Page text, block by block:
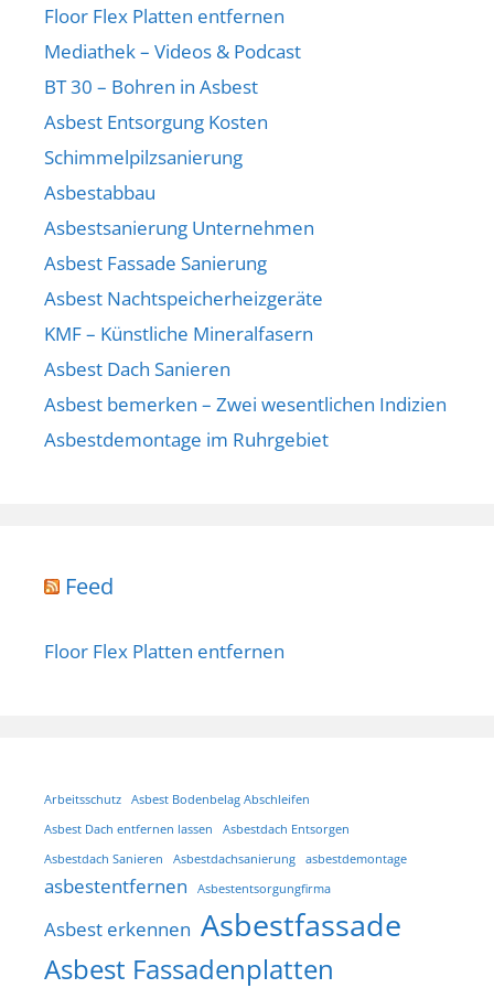
Floor Flex Platten entfernen
Mediathek – Videos & Podcast
BT 30 – Bohren in Asbest
Asbest Entsorgung Kosten
Schimmelpilzsanierung
Asbestabbau
Asbestsanierung Unternehmen
Asbest Fassade Sanierung
Asbest Nachtspeicherheizgeräte
KMF – Künstliche Mineralfasern
Asbest Dach Sanieren
Asbest bemerken – Zwei wesentlichen Indizien
Asbestdemontage im Ruhrgebiet
Feed
Floor Flex Platten entfernen
Arbeitsschutz
Asbest Bodenbelag Abschleifen
Asbest Dach entfernen lassen
Asbestdach Entsorgen
Asbestdach Sanieren
Asbestdachsanierung asbestdemontage
asbestentfernen Asbestentsorgungfirma
Asbest erkennen Asbestfassade
Asbest Fassadenplatten